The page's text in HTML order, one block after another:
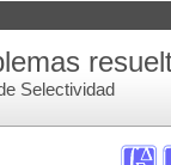
Selectividad